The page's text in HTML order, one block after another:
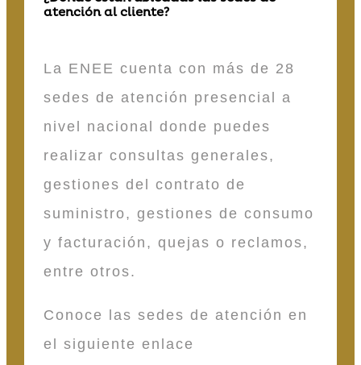
atención al cliente?
La ENEE cuenta con más de 28
sedes de atención presencial a
nivel nacional donde puedes
realizar consultas generales,
gestiones del contrato de
suministro, gestiones de consumo
y facturación, quejas o reclamos,
entre otros.
Conoce las sedes de atención en
el siguiente enlace